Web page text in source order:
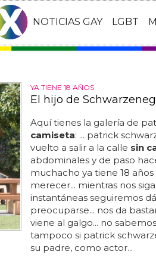
NOTICIAS GAY LGBT
YA TIENE 18 AÑOS
El hijo de
Aquí tienes la galería de
camiseta: ... patrick
vuelto a salir a la calle sin
abdominales y de paso
muchacho ya tiene 18
merecer... mientras nos
instantáneas seguiremos
preocuparse... nos da
viene al galgo... no
tampoco si patrick
su padre, como actor...